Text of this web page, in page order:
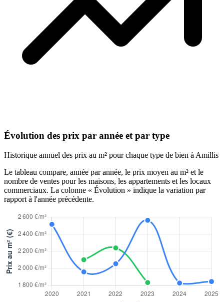
Évolution des prix par année et par type
Historique annuel des prix au m² pour chaque type de bien à Amillis
Le tableau compare, année par année, le prix moyen au m² et le
nombre de ventes pour les maisons, les appartements et les locaux
commerciaux. La colonne « Évolution » indique la variation par
rapport à l'année précédente.